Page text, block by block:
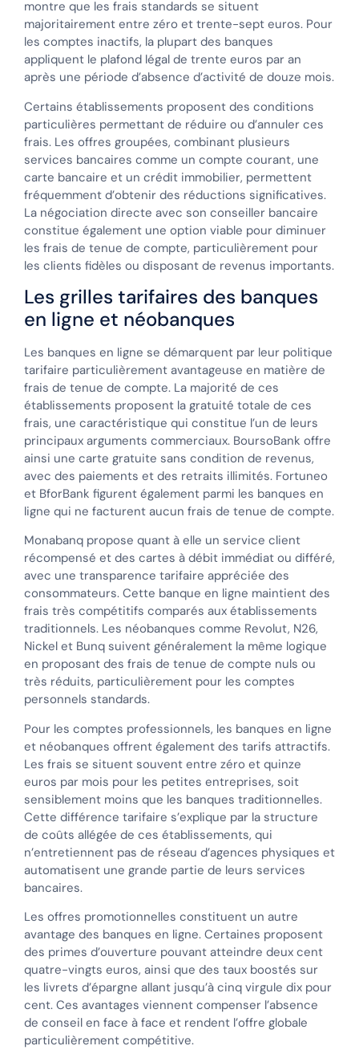
montre que les frais standards se situent
majoritairement entre zéro et trente-sept euros. Pour
les comptes inactifs, la plupart des banques
appliquent le plafond légal de trente euros par an
après une période d’absence d’activité de douze mois.
Certains établissements proposent des conditions
particulières permettant de réduire ou d’annuler ces
frais. Les offres groupées, combinant plusieurs
services bancaires comme un compte courant, une
carte bancaire et un crédit immobilier, permettent
fréquemment d’obtenir des réductions significatives.
La négociation directe avec son conseiller bancaire
constitue également une option viable pour diminuer
les frais de tenue de compte, particulièrement pour
les clients fidèles ou disposant de revenus importants.
Les grilles tarifaires des banques
en ligne et néobanques
Les banques en ligne se démarquent par leur politique
tarifaire particulièrement avantageuse en matière de
frais de tenue de compte. La majorité de ces
établissements proposent la gratuité totale de ces
frais, une caractéristique qui constitue l’un de leurs
principaux arguments commerciaux. BoursoBank offre
ainsi une carte gratuite sans condition de revenus,
avec des paiements et des retraits illimités. Fortuneo
et BforBank figurent également parmi les banques en
ligne qui ne facturent aucun frais de tenue de compte.
Monabanq propose quant à elle un service client
récompensé et des cartes à débit immédiat ou différé,
avec une transparence tarifaire appréciée des
consommateurs. Cette banque en ligne maintient des
frais très compétitifs comparés aux établissements
traditionnels. Les néobanques comme Revolut, N26,
Nickel et Bunq suivent généralement la même logique
en proposant des frais de tenue de compte nuls ou
très réduits, particulièrement pour les comptes
personnels standards.
Pour les comptes professionnels, les banques en ligne
et néobanques offrent également des tarifs attractifs.
Les frais se situent souvent entre zéro et quinze
euros par mois pour les petites entreprises, soit
sensiblement moins que les banques traditionnelles.
Cette différence tarifaire s’explique par la structure
de coûts allégée de ces établissements, qui
n’entretiennent pas de réseau d’agences physiques et
automatisent une grande partie de leurs services
bancaires.
Les offres promotionnelles constituent un autre
avantage des banques en ligne. Certaines proposent
des primes d’ouverture pouvant atteindre deux cent
quatre-vingts euros, ainsi que des taux boostés sur
les livrets d’épargne allant jusqu’à cinq virgule dix pour
cent. Ces avantages viennent compenser l’absence
de conseil en face à face et rendent l’offre globale
particulièrement compétitive.